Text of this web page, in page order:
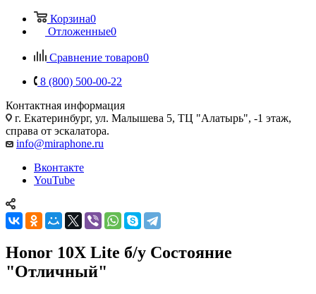
Корзина0
Отложенные0
Сравнение товаров0
8 (800) 500-00-22
Контактная информация
г. Екатеринбург, ул. Малышева 5, ТЦ "Алатырь", -1 этаж,
справа от эскалатора.
info@miraphone.ru
Вконтакте
YouTube
Honor 10X Lite б/у Состояние
"Отличный"